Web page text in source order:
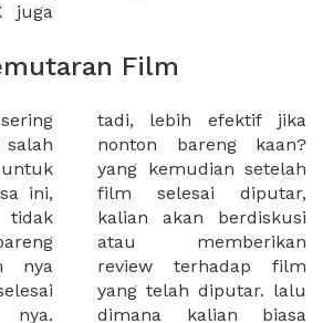
juga
Film
salah
ini,
nya
jika
film
lalu